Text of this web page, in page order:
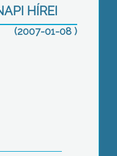
HÍREI
(2007-01-08 )